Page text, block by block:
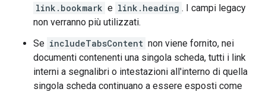
link.bookmark e link.heading . I campi legacy
non verranno più utilizzati.
Se includeTabsContent non viene fornito, nei
documenti contenenti una singola scheda, tutti i link
interni a segnalibri o intestazioni all'interno di quella
singola scheda continuano a essere esposti come